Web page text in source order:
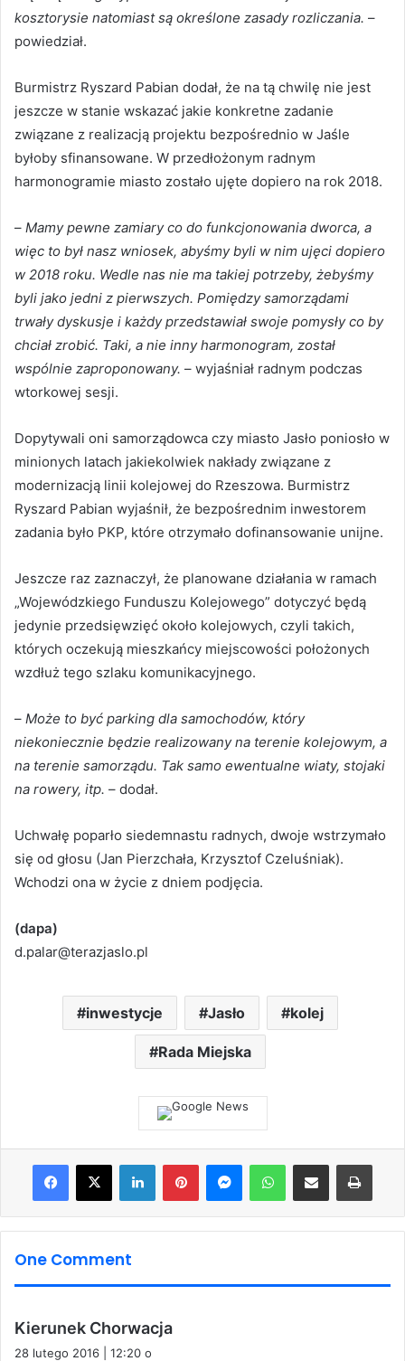
kosztorysie natomiast są określone zasady rozliczania. –
powiedział.
Burmistrz Ryszard Pabian dodał, że na tą chwilę nie jest
jeszcze w stanie wskazać jakie konkretne zadanie
związane z realizacją projektu bezpośrednio w Jaśle
byłoby sfinansowane. W przedłożonym radnym
harmonogramie miasto zostało ujęte dopiero na rok 2018.
– Mamy pewne zamiary co do funkcjonowania dworca, a
więc to był nasz wniosek, abyśmy byli w nim ujęci dopiero
w 2018 roku. Wedle nas nie ma takiej potrzeby, żebyśmy
byli jako jedni z pierwszych. Pomiędzy samorządami
trwały dyskusje i każdy przedstawiał swoje pomysły co by
chciał zrobić. Taki, a nie inny harmonogram, został
wspólnie zaproponowany. – wyjaśniał radnym podczas
wtorkowej sesji.
Dopytywali oni samorządowca czy miasto Jasło poniosło w
minionych latach jakiekolwiek nakłady związane z
modernizacją linii kolejowej do Rzeszowa. Burmistrz
Ryszard Pabian wyjaśnił, że bezpośrednim inwestorem
zadania było PKP, które otrzymało dofinansowanie unijne.
Jeszcze raz zaznaczył, że planowane działania w ramach
„Wojewódzkiego Funduszu Kolejowego” dotyczyć będą
jedynie przedsięwzięć około kolejowych, czyli takich,
których oczekują mieszkańcy miejscowości położonych
wzdłuż tego szlaku komunikacyjnego.
– Może to być parking dla samochodów, który
niekoniecznie będzie realizowany na terenie kolejowym, a
na terenie samorządu. Tak samo ewentualne wiaty, stojaki
na rowery, itp. – dodał.
Uchwałę poparło siedemnastu radnych, dwoje wstrzymało
się od głosu (Jan Pierzchała, Krzysztof Czeluśniak).
Wchodzi ona w życie z dniem podjęcia.
(dapa)
d.palar@terazjaslo.pl
inwestycje Jasło kolej
Rada Miejska
Facebook
X LinkedInPinterestMessengerWhatsAppShare via Email Print
One Comment
Kierunek Chorwacja
28 lutego 2016 | 12:20 o